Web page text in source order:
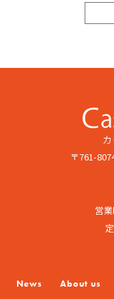
〒761-
営
News About us